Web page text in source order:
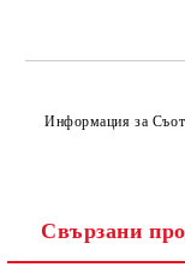
Информация за
Свързани